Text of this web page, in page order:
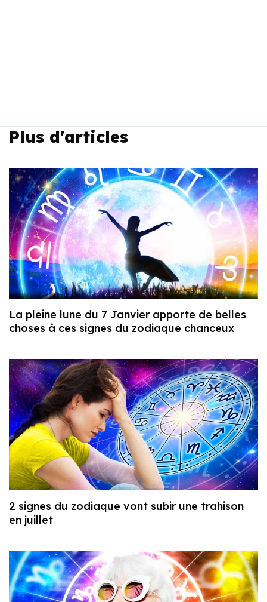
Plus d'articles
La pleine lune du 7 Janvier apporte de belles
choses à ces signes du zodiaque chanceux
2 signes du zodiaque vont subir une trahison
en juillet